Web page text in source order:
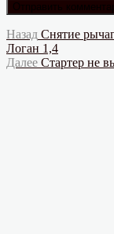
Навигация
по
Назад Предыдущая
запись:
Снятие
Логан 1,4
Далее Следующая
Стартер не